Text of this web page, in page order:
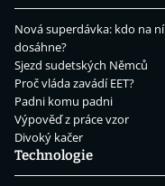
Nová superdávka: kdo na ní
dosáhne?
Sjezd sudetských Němců
Proč vláda zavádí EET?
Padni komu padni
Výpověď z práce vzor
Divoký kačer
Technologie